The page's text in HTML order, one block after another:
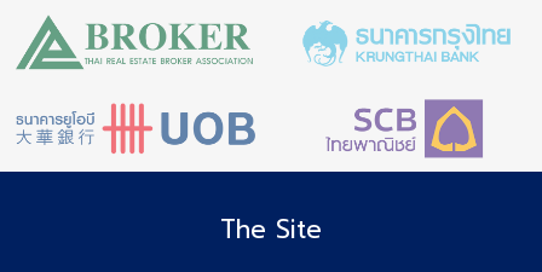
เปิดบ้านยังไง…ให้ปิดการขายได้ไวขึ้น? โดย #โค้ชโบว์
สัมมนา เตรียมพร้อมก่อนเริ่มสร้างบ้าน! ไขทุกข้อสงสัยเรื่อง ใบ
อนุญาตก่อสร้าง
The Site